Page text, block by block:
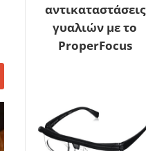
αντικαταστάσεις
γυαλιών με το
ProperFocus